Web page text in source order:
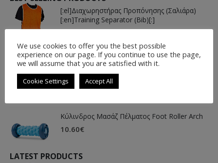
[:el]Διαχωρηστήρας Προπόνησης (Σαλιάρα)
[:en]Training Separator (Bib)[:]
[:el]Μπάλα Basket Spalding KOBE BRYANT
DOGBONE[:en]Basket Ball Spalding KOBE
BRYANT DOGBONE[:]
27.50 24.00€
Κύλινδρος Μασάζ Πέλματος Foot Roller Arch
10.60€
LATEST PRODUCTS
We use cookies to offer you the best possible
experience on our page. If you continue to use the page,
we will assume that you are satisfied with it.
Cookie Settings Accept All